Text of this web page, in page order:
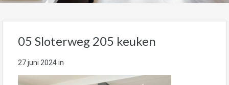
05 Sloterweg 205 keuken
27 juni 2024in